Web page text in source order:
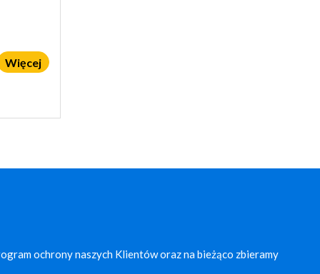
Więcej
ochrony naszych Klientów oraz na bieżąco zbieramy